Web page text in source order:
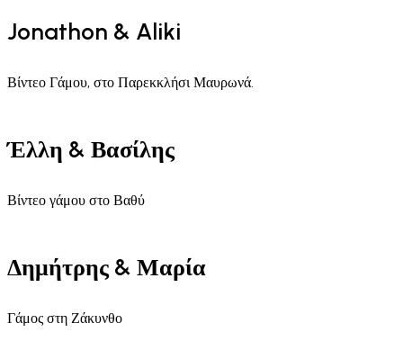
Jonathon & Aliki
Βίντεο Γάμου, στο Παρεκκλήσι Μαυρωνά.
Έλλη & Βασίλης
Βίντεο γάμου στο Βαθύ
Δημήτρης & Μαρία
Γάμος στη Ζάκυνθο